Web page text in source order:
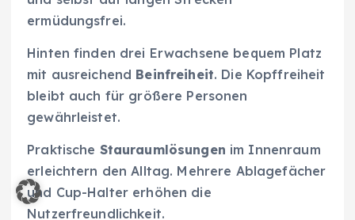
ermüdungsfrei.
Hinten finden drei Erwachsene bequem Platz
mit ausreichend Beinfreiheit. Die Kopffreiheit
bleibt auch für größere Personen
gewährleistet.
Praktische Stauraumlösungen im Innenraum
erleichtern den Alltag. Mehrere Ablagefächer
und Cup-Halter erhöhen die
Nutzerfreundlichkeit.